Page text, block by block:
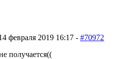
февраля 2019 16:17 - #70972
получается((